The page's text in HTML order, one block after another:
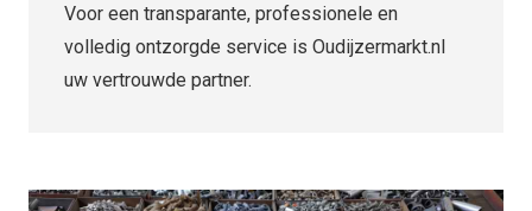
Voor een transparante, professionele en
volledig ontzorgde service is Oudijzermarkt.nl
uw vertrouwde partner.